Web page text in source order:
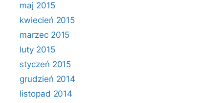
maj 2015
kwiecień 2015
marzec 2015
luty 2015
styczeń 2015
grudzień 2014
listopad 2014